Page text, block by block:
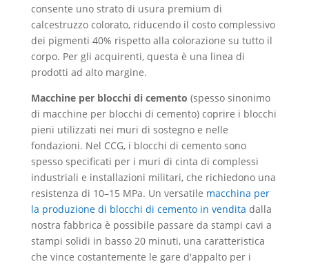
consente uno strato di usura premium di
calcestruzzo colorato, riducendo il costo complessivo
dei pigmenti 40% rispetto alla colorazione su tutto il
corpo. Per gli acquirenti, questa è una linea di
prodotti ad alto margine.
Macchine per blocchi di cemento (spesso sinonimo
di macchine per blocchi di cemento) coprire i blocchi
pieni utilizzati nei muri di sostegno e nelle
fondazioni. Nel CCG, i blocchi di cemento sono
spesso specificati per i muri di cinta di complessi
industriali e installazioni militari, che richiedono una
resistenza di 10–15 MPa. Un versatile macchina per
la produzione di blocchi di cemento in vendita dalla
nostra fabbrica è possibile passare da stampi cavi a
stampi solidi in basso 20 minuti, una caratteristica
che vince costantemente le gare d'appalto per i